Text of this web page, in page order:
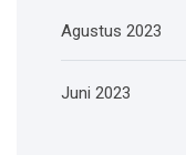
Agustus 2023
Juni 2023